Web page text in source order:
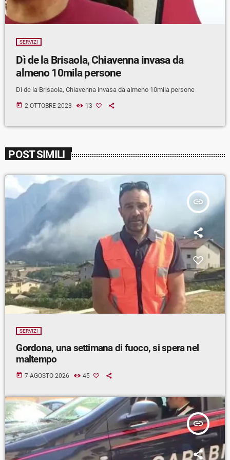
SERVIZI
Dì de la Brisaola, Chiavenna invasa da
almeno 10mila persone
Dì de la Brisaola, Chiavenna invasa da almeno 10mila persone
today 2 OTTOBRE 2023 13
POST SIMILI
insert_link
SERVIZI
Gordona, una settimana di fuoco, si spera nel
maltempo
today 7 AGOSTO 2026 45
insert_link